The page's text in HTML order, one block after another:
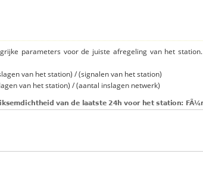
parameters voor de juiste afregeling van het station.
van het station) / (signalen van het station)
van het station) / (aantal inslagen netwerk)